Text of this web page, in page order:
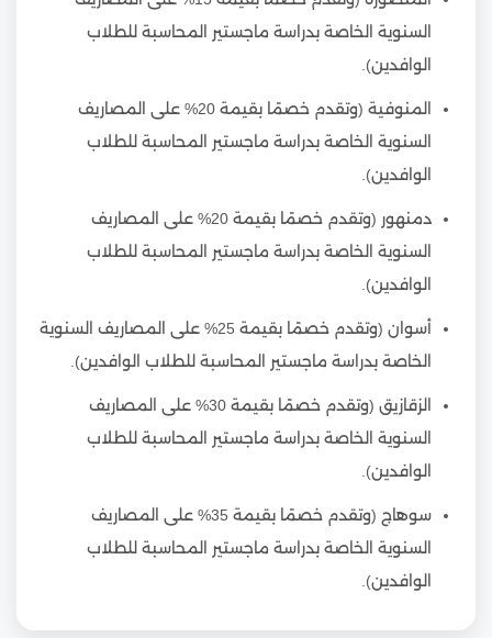
السنوية الخاصة بدراسة ماجستير المحاسبة للطلاب
الوافدين).
المنوفية (وتقدم خصمًا بقيمة 20% على المصاريف
السنوية الخاصة بدراسة ماجستير المحاسبة للطلاب
الوافدين).
دمنهور (وتقدم خصمًا بقيمة 20% على المصاريف
السنوية الخاصة بدراسة ماجستير المحاسبة للطلاب
الوافدين).
أسوان (وتقدم خصمًا بقيمة 25% على المصاريف السنوية
الخاصة بدراسة ماجستير المحاسبة للطلاب الوافدين).
الزقازيق (وتقدم خصمًا بقيمة 30% على المصاريف
السنوية الخاصة بدراسة ماجستير المحاسبة للطلاب
الوافدين).
سوهاج (وتقدم خصمًا بقيمة 35% على المصاريف
السنوية الخاصة بدراسة ماجستير المحاسبة للطلاب
الوافدين).